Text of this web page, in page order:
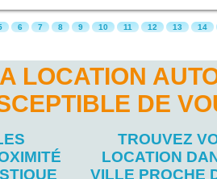
6 7 8 9 10 11 12 13 14
LOCATION
DE
TROUVEZ
LOCATION
VILLE PROCHE